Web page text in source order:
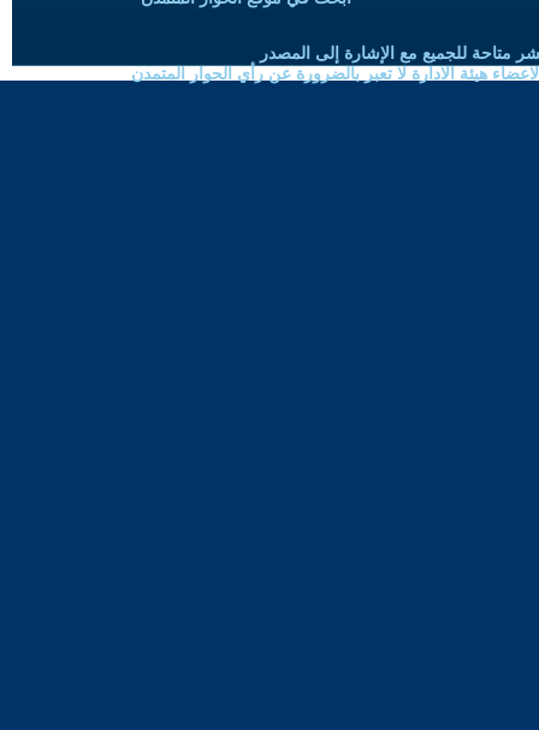
متاحة للجميع مع الإشارة إلى المصدر
هيئة الادارة لا تعبر بالضرورة عن رأي الحوار المتمدن